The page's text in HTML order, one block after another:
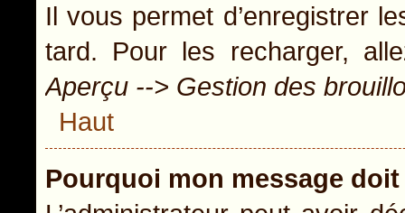
Il vous permet d’enregistrer
tard. Pour les recharger,
Aperçu --> Gestion des
Haut
Pourquoi mon message